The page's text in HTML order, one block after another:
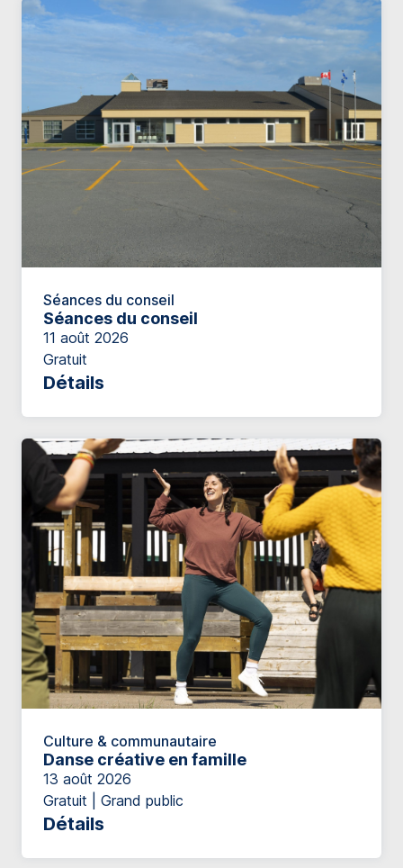
Séances du conseil
Séances du conseil
11 août 2026
Gratuit
Détails
Culture & communautaire
Danse créative en famille
13 août 2026
Gratuit | Grand public
Détails